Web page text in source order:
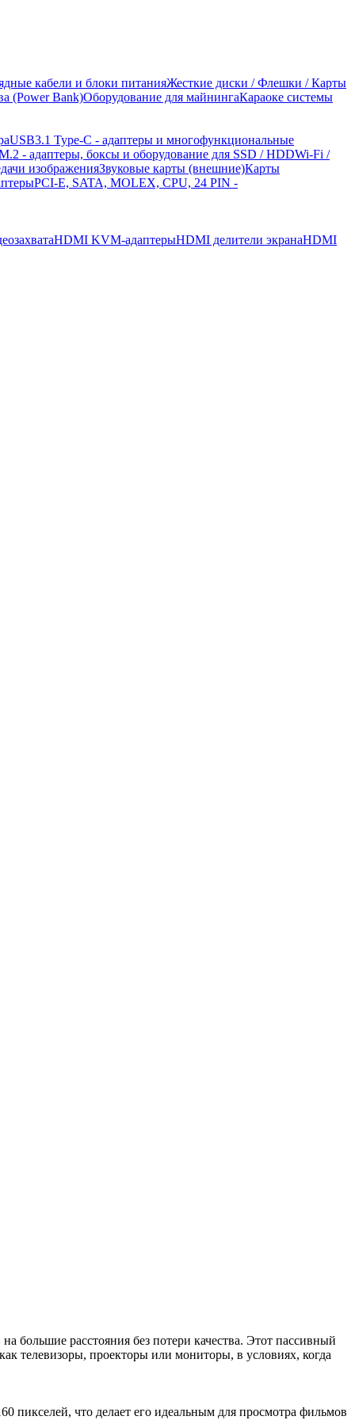
кабели и блоки питанияЖесткие диски / Флешки / Карты
(Power Bank)Оборудование для майнингаКараоке системы
USB3.1 Type-C - адаптеры и многофункциональные
- адаптеры, боксы и оборудование для SSD / HDDWi-Fi /
изображенияЗвуковые карты (внешние)Карты
PCI-E, SATA, MOLEX, CPU, 24 PIN -
HDMI KVM-адаптерыHDMI делители экранаHDMI
большие расстояния без потери качества. Этот пассивный
телевизоры, проекторы или мониторы, в условиях, когда
пикселей, что делает его идеальным для просмотра фильмов